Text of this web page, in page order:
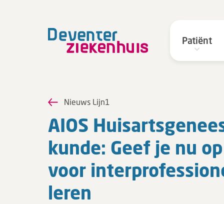
Patiënt
Nieuws Lijn1
AIOS
kun­de: Geef je nu op
voor
leren